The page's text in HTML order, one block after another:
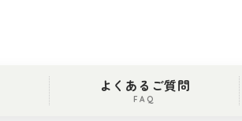
よくあるご質問
FAQ